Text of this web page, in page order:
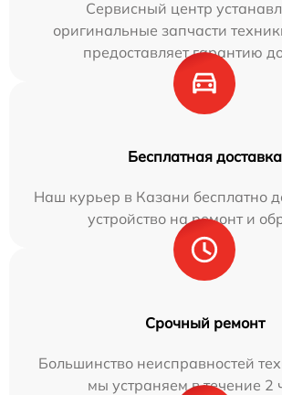
Сервисный центр
оригинальные запчасти
предоставляет гарантию
Бесплатная доставка
Наш курьер в Казани бесплатно
устройство на ремонт и
Срочный ремонт
Большинство неисправностей
мы устраняем в течение 2